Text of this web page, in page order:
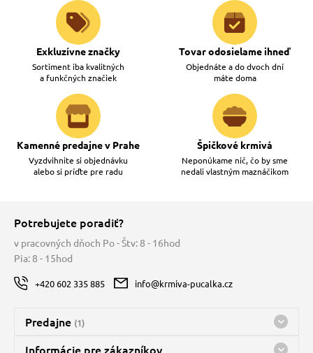
Exkluzívne značky
Sortiment iba kvalitných
a funkčných značiek
Tovar odosielame ihneď
Objednáte a do dvoch dní
máte doma
Kamenné predajne v Prahe
Vyzdvihnite si objednávku
alebo si príďte pre radu
Špičkové krmivá
Neponúkame nič, čo by sme
nedali vlastným maznáčikom
Potrebujete poradiť?
v pracovných dňoch Po - Štv: 8 - 16hod
Pia: 8 - 15hod
+420 602 335 885 info@krmiva-pucalka.cz
Predajne (1)
Predajňa a sklad Kbely
Informácie pre zákazníkov